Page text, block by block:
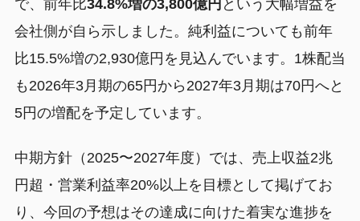
で、前年比34.8%増の3,800億円 という大幅増益を
会社側が自ら示しました。純利益についても前年
比15.5%増の2,930億円を見込んでいます。1株配当
も2026年3月期の65円から2027年3月期は70円へと
5円の増配を予定しています。
中期方針（2025〜2027年度）では、売上収益2兆
円超・営業利益率20%以上を目標として掲げてお
り、今回の予想はその達成に向けた着実な進捗を